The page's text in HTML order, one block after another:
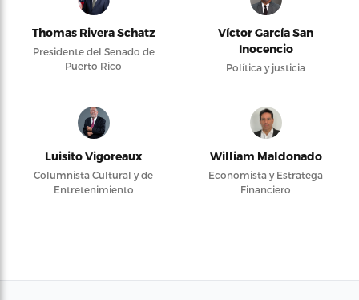
Thomas Rivera Schatz
Presidente del Senado de
Puerto Rico
Víctor García San
Inocencio
Política y justicia
Luisito Vigoreaux
Columnista Cultural y de
Entretenimiento
William Maldonado
Economista y Estratega
Financiero